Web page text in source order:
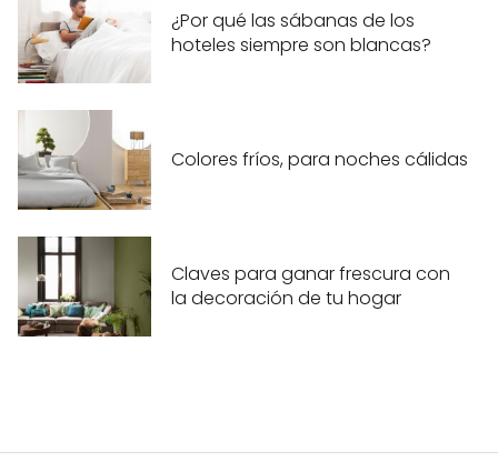
¿Por qué las sábanas de los
hoteles siempre son blancas?
Colores fríos, para noches cálidas
Claves para ganar frescura con
la decoración de tu hogar